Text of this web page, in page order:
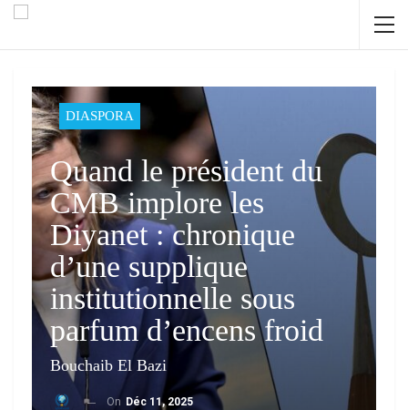
DIASPORA
Quand le président du
CMB implore les
Diyanet : chronique
d’une supplique
institutionnelle sous
parfum d’encens froid
Bouchaib El Bazi
On Déc 11, 2025